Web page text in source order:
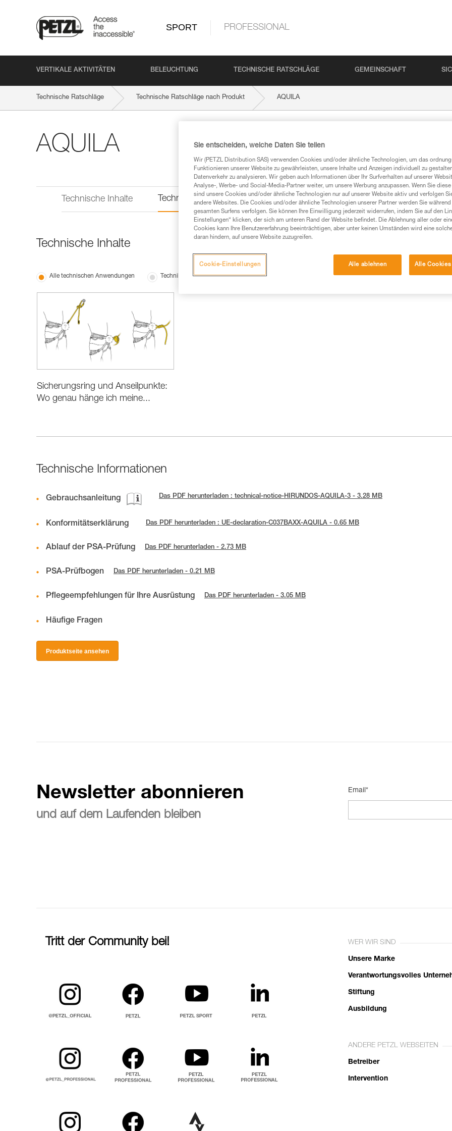
SPORT PROFESSIONAL
VERTIKALE AKTIVITÄTEN BELEUCHTUNG TECHNISCHE RATSCHLÄGE GEMEINSCHAFT
Technische Ratschläge Technische Ratschläge nach Produkt AQUILA
AQUILA
Technische Inhalte Technische Informationen
Technische Inhalte
Alle technischen Anwendungen Techniken für Profis
Sicherungsring und Anseilpunkte:
Wo genau hänge ich meine...
Technische Informationen
Gebrauchsanleitung Das PDF herunterladen : technical-notice-HIRUNDOS-AQUILA-3 - 3.28 MB
Konformitätserklärung Das PDF herunterladen : UE-declaration-C037BAXX-AQUILA - 0.65 MB
Ablauf der PSA-Prüfung Das PDF herunterladen - 2.73 MB
PSA-Prüfbogen Das PDF herunterladen - 0.21 MB
Pflegeempfehlungen für Ihre Ausrüstung Das PDF herunterladen - 3.05 MB
Häufige Fragen
Produktseite ansehen
Newsletter abonnieren
und auf dem Laufenden bleiben
Email*
Tritt der Community bei! WER WIR SIND
Unsere Marke
Verantwortungsvolles
Stiftung
Ausbildung
ANDERE PETZL WEBSEITEN
Betreiber
Intervention
Sie entscheiden, welche Daten Sie teilen
Wir (PETZL Distribution SAS) verwenden Cookies und/oder ähnliche Technologien, um das
Funktionieren unserer Website zu gewährleisten, unsere Inhalte und Anzeigen individuell zu
Datenverkehr zu analysieren. Wir geben auch Informationen über Ihr Surfverhalten auf unserer
Analyse-, Werbe- und Social-Media-Partner weiter, um unsere Werbung anzupassen. Wenn Sie
sind unsere Cookies und/oder ähnliche Technologien nur auf unserer Website aktiv und verfolgen
andere Websites. Die Cookies und/oder ähnliche Technologien unserer Partner werden Sie während
gesamten Surfens verfolgen. Sie können Ihre Einwilligung jederzeit widerrufen, indem Sie auf den
Einstellungen“ klicken, der sich am unteren Rand der Website befindet. Die Ablehnung aller oder
Cookies kann Ihre Benutzererfahrung beeinträchtigen, aber unter keinen Umständen wird eine
daran hindern, auf unsere Website zuzugreifen.
Alle ablehnen Alle
Cookie-Einstellungen